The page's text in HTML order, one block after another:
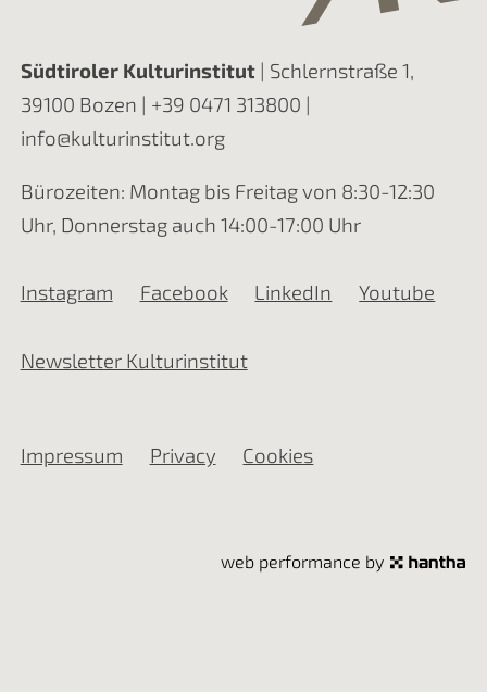
Südtiroler Kulturinstitut| Schlernstraße 1,
39100 Bozen | +39 0471 313800 |
info@kulturinstitut.org
Bürozeiten: Montag bis Freitag von 8:30-12:30
Uhr, Donnerstag auch 14:00-17:00 Uhr
Instagram Facebook LinkedIn Youtube
Newsletter Kulturinstitut
Impressum Privacy Cookies
web performance by